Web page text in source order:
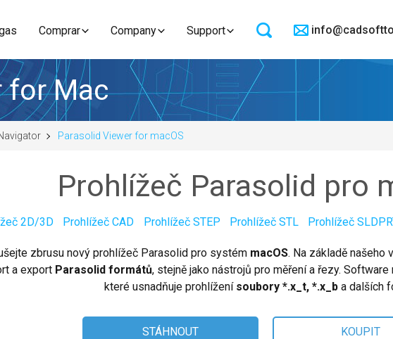
Comprar Company Support
for Mac
Parasolid Viewer for macOS
Prohlížeč Parasolid pro
2D/3D Prohlížeč CAD Prohlížeč STEP Prohlížeč STL Prohlížeč
zbrusu nový prohlížeč Parasolid pro systém macOS. Na základě našeho
a export Parasolid formátů, stejně jako nástrojů pro měření a řezy.
které usnadňuje prohlížení soubory *.x_t, *.x_ba dalších
STÁHNOUT KOUPIT